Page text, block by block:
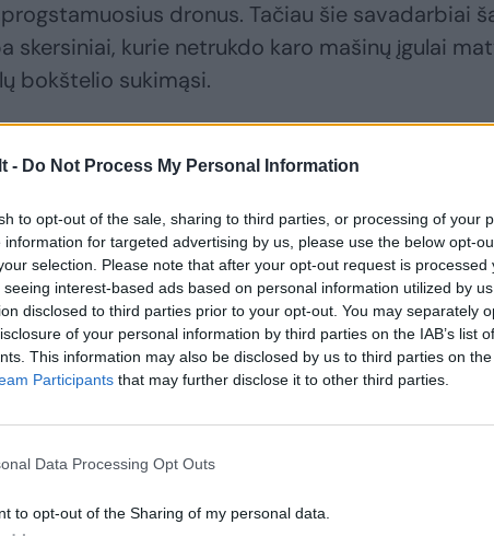
- Do Not Process My Personal Information
to opt-out of the sale, sharing to third parties, or processing of your
information for targeted advertising by us, please use the below opt-
selection. Please note that after your opt-out request is processed
seeing interest-based ads based on personal information utilized by
disclosed to third parties prior to your opt-out. You may separately
of your personal information by third parties on the IAB’s list
This information may also be disclosed by us to third parties on the
Participants that may further disclose it to other third parties.
Data Processing Opt Outs
to opt-out of the Sharing of my personal data.
dronus. Tačiau šie savadarbiai
skersiniai, kurie netrukdo karo mašinų įgulai
bokštelio sukimąsi.
Išvengti smūgio
pasprukęs itin
buvo sumedžiotas
Ukrainoje vėl